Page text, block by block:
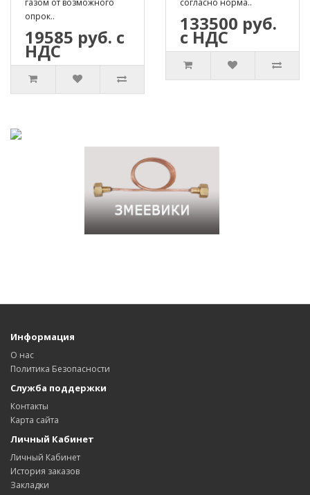
газом от возможного
опрок..
19585 руб. с
НДС
согласно норма..
133500 руб.
с НДС
Информация
О нас
Политика Безопасности
Служба поддержки
Контакты
Карта сайта
Личный Кабинет
Личный Кабинет
История заказов
Закладки